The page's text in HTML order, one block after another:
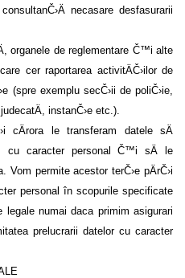
necasare desfasurarii
organele de reglementare Č™i alte
cer raportarea activitÄČ›ilor de
(spre exemplu secČ›ii de poliČ›ie,
instanČ›e etc.).
cÄrora le transferam datele sÄ
cu caracter personal Č™i sÄ le
permite acestor terČ›e pÄrČ›i
personal în scopurile specificate
numai daca primim asigurari
prelucrarii datelor cu caracter